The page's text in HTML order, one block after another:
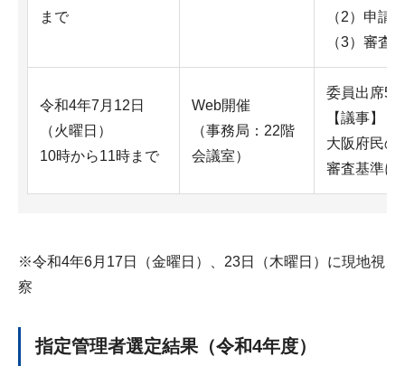
まで
（2）申請
（3）審査
令和4年7月12日
（火曜日）
10時から11時まで
Web開催
（事務局：22階
会議室）
委員出席5
【議事】
大阪府民の
審査基準に
※令和4年6月17日（金曜日）、23日（木曜日）に現地視
察
指定管理者選定結果（令和4年度）